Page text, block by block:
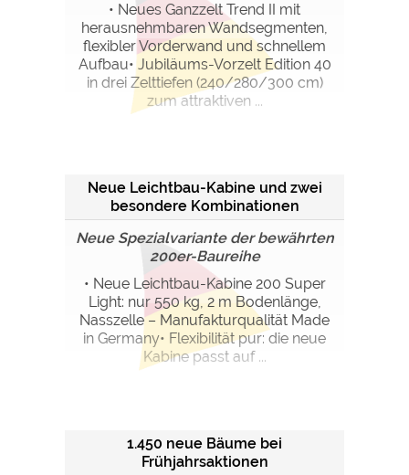
• Neues Ganzzelt Trend II mit
herausnehmbaren Wandsegmenten,
flexibler Vorderwand und schnellem
Aufbau• Jubiläums-Vorzelt Edition 40
in drei Zelttiefen (240/280/300 cm)
zum attraktiven ...
Neue Leichtbau-Kabine und zwei
besondere Kombinationen
Neue Spezialvariante der bewährten
200er-Baureihe
• Neue Leichtbau-Kabine 200 Super
Light: nur 550 kg, 2 m Bodenlänge,
Nasszelle – Manufakturqualität Made
in Germany• Flexibilität pur: die neue
Kabine passt auf ...
1.450 neue Bäume bei
Frühjahrsaktionen